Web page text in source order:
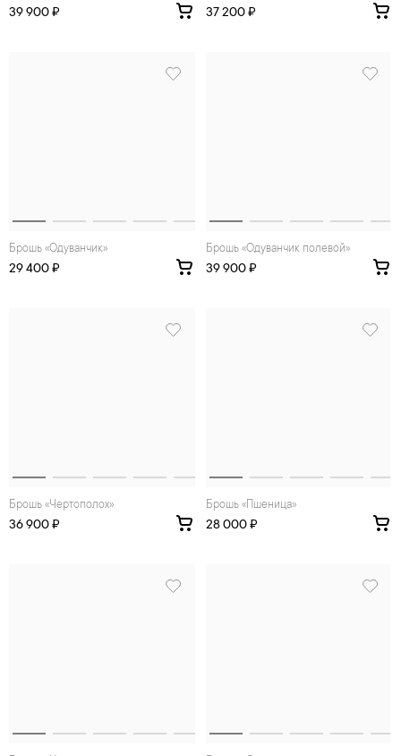
39 900 ₽ 37 200 ₽
Брошь «Одуванчик»
29 400 ₽
Брошь «Одуванчик полевой»
39 900 ₽
Брошь «Чертополох»
36 900 ₽
Брошь «Пшеница»
28 000 ₽